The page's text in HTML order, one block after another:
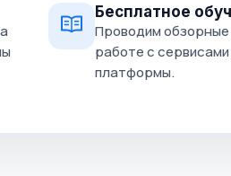
Бесплатное
Проводим обзорные
работе с
платформы.